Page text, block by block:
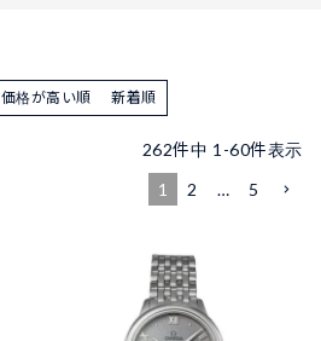
価格が高い順 新着順
262件中 1 -60件表示
1
2 … 5